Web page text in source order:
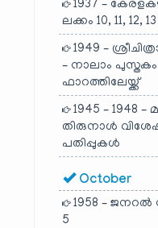
1937 –
ലക്കം 10, 11, 12,
1949 –
– നാലാം
ഫാറത്തിലേയ്ക്ക്
1945 – 1948 –
തിരുനാൾ
പതിപ്പുകൾ
October
1958 –
5